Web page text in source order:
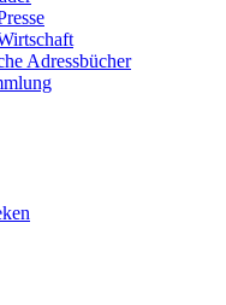
Adressbücher